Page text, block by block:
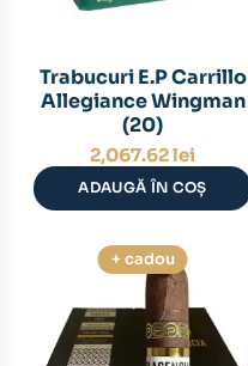
Trabucuri E.P Carrillo
Allegiance Wingman
(20)
2,067.62lei
ADAUGĂ ÎN COȘ
+ cadou